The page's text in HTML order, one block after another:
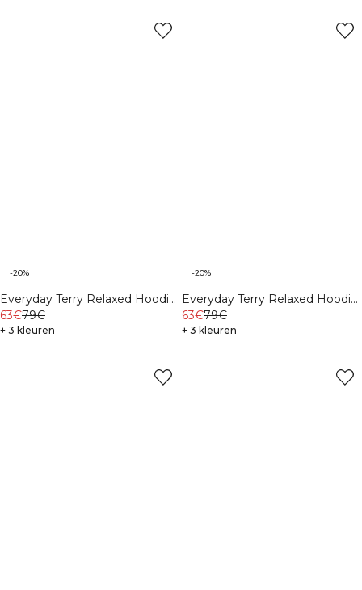
-20%
Everyday Terry Relaxed Hoodie
Northern Green
63€79€
+ 3 kleuren
-20%
Everyday Terry Relaxed Hoodie
Midnight Blue
63€79€
+ 3 kleuren